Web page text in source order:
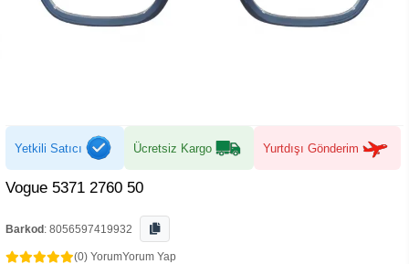
Yetkili Satıcı Ücretsiz Kargo Yurtdışı Gönderim
Vogue 5371 2760 50
Barkod : 8056597419932
(0) YorumYorum Yap